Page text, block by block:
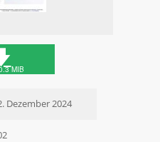
MIB
Dezember 2024